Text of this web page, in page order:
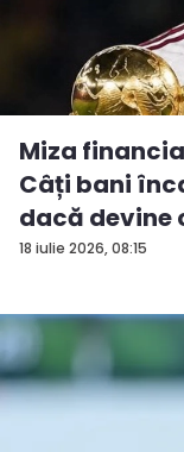
18 iulie 2026, 08:15
Miza
Câți bani
dacă devine